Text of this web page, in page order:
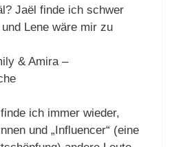
Jaël finde ich schwer
Lene wäre mir zu
& Amira –
ich immer wieder,
und „Influencer“ (eine